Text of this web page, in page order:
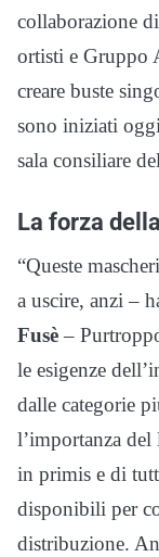
collaborazione
ortisti e Gruppo
creare buste
sono iniziati
sala consiliare
La forza
“Queste
a uscire, anzi –
Fusè–
le esigenze
dalle categorie
l’importanza
in primis e di
disponibili per
distribuzione.